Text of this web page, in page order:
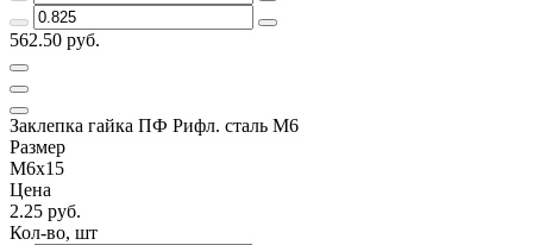
562.50 руб.
Заклепка гайка ПФ Рифл. сталь М6
Размер
М6х15
Цена
2.25 руб.
Кол-во, шт